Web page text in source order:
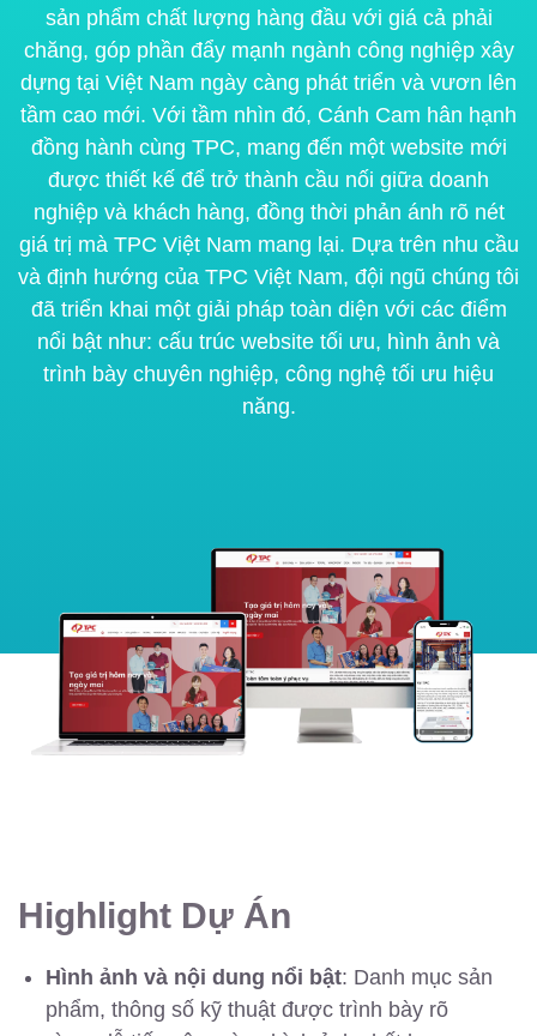
sản phẩm chất lượng hàng đầu với giá cả phải
chăng, góp phần đẩy mạnh ngành công nghiệp xây
dựng tại Việt Nam ngày càng phát triển và vươn lên
tầm cao mới. Với tầm nhìn đó, Cánh Cam hân hạnh
đồng hành cùng TPC, mang đến một website mới
được thiết kế để trở thành cầu nối giữa doanh
nghiệp và khách hàng, đồng thời phản ánh rõ nét
giá trị mà TPC Việt Nam mang lại. Dựa trên nhu cầu
và định hướng của TPC Việt Nam, đội ngũ chúng tôi
đã triển khai một giải pháp toàn diện với các điểm
nổi bật như: cấu trúc website tối ưu, hình ảnh và
trình bày chuyên nghiệp, công nghệ tối ưu hiệu
năng.
Highlight Dự Án
Hình ảnh và nội dung nổi bật: Danh mục sản
phẩm, thông số kỹ thuật được trình bày rõ